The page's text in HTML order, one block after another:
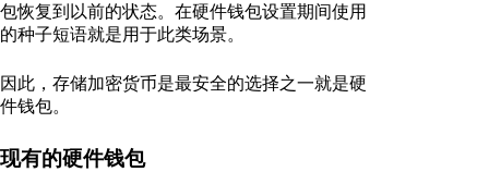
包恢复到以前的状态。在硬件钱包设置期间使用
的种子短语就是用于此类场景。
因此，存储加密货币是最安全的选择之一就是硬
件钱包。
现有的硬件钱包